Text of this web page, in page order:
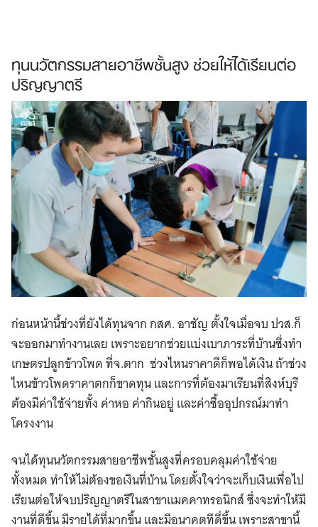
ทุนนวัตกรรมสายอาชีพชั้นสูง ช่วยให้ได้เรียนต่อ
ปริญญาตรี
ก่อนหน้านี้ช่วงที่ยังได้ทุนจาก กสศ. อาชัญ ตั้งใจเมื่อจบ ปวส.​ก็
จะออกมาทำงานเลย เพราะอยากช่วยแบ่งเบาภาระที่บ้านซึ่งทำ
เกษตรปลูกข้าวโพด ที่จ.ตาก ช่วงไหนราคาดีก็พอได้เงิน ถ้าช่วง
ไหนข้าวโพดราคาตกก็ขาดทุน และการที่ต้องมาเรียนที่สิงห์บุรี
ต้องมีค่าใช้จ่ายทั้ง ค่าหอ ค่ากินอยู่ และค่าซื้ออุปกรณ์มาทำ
โครงงาน
จนได้ทุนนวัตกรรมสายอาชีพชั้นสูงที่ครอบคลุมค่าใช้จ่าย
ทั้งหมด ทำให้ไม่ต้องขอเงินที่บ้าน โดยตั้งใจว่าจะเก็บเงินเพื่อไป
เรียนต่อให้จบปริญญาตรีในสาขาแมคคาทรอนิกส์ ซึ่งจะทำให้มี
งานที่ดีขึ้น มีรายได้ที่มากขึ้น และมีอนาคตทีดี่ขึ้น เพราะสาขานี้